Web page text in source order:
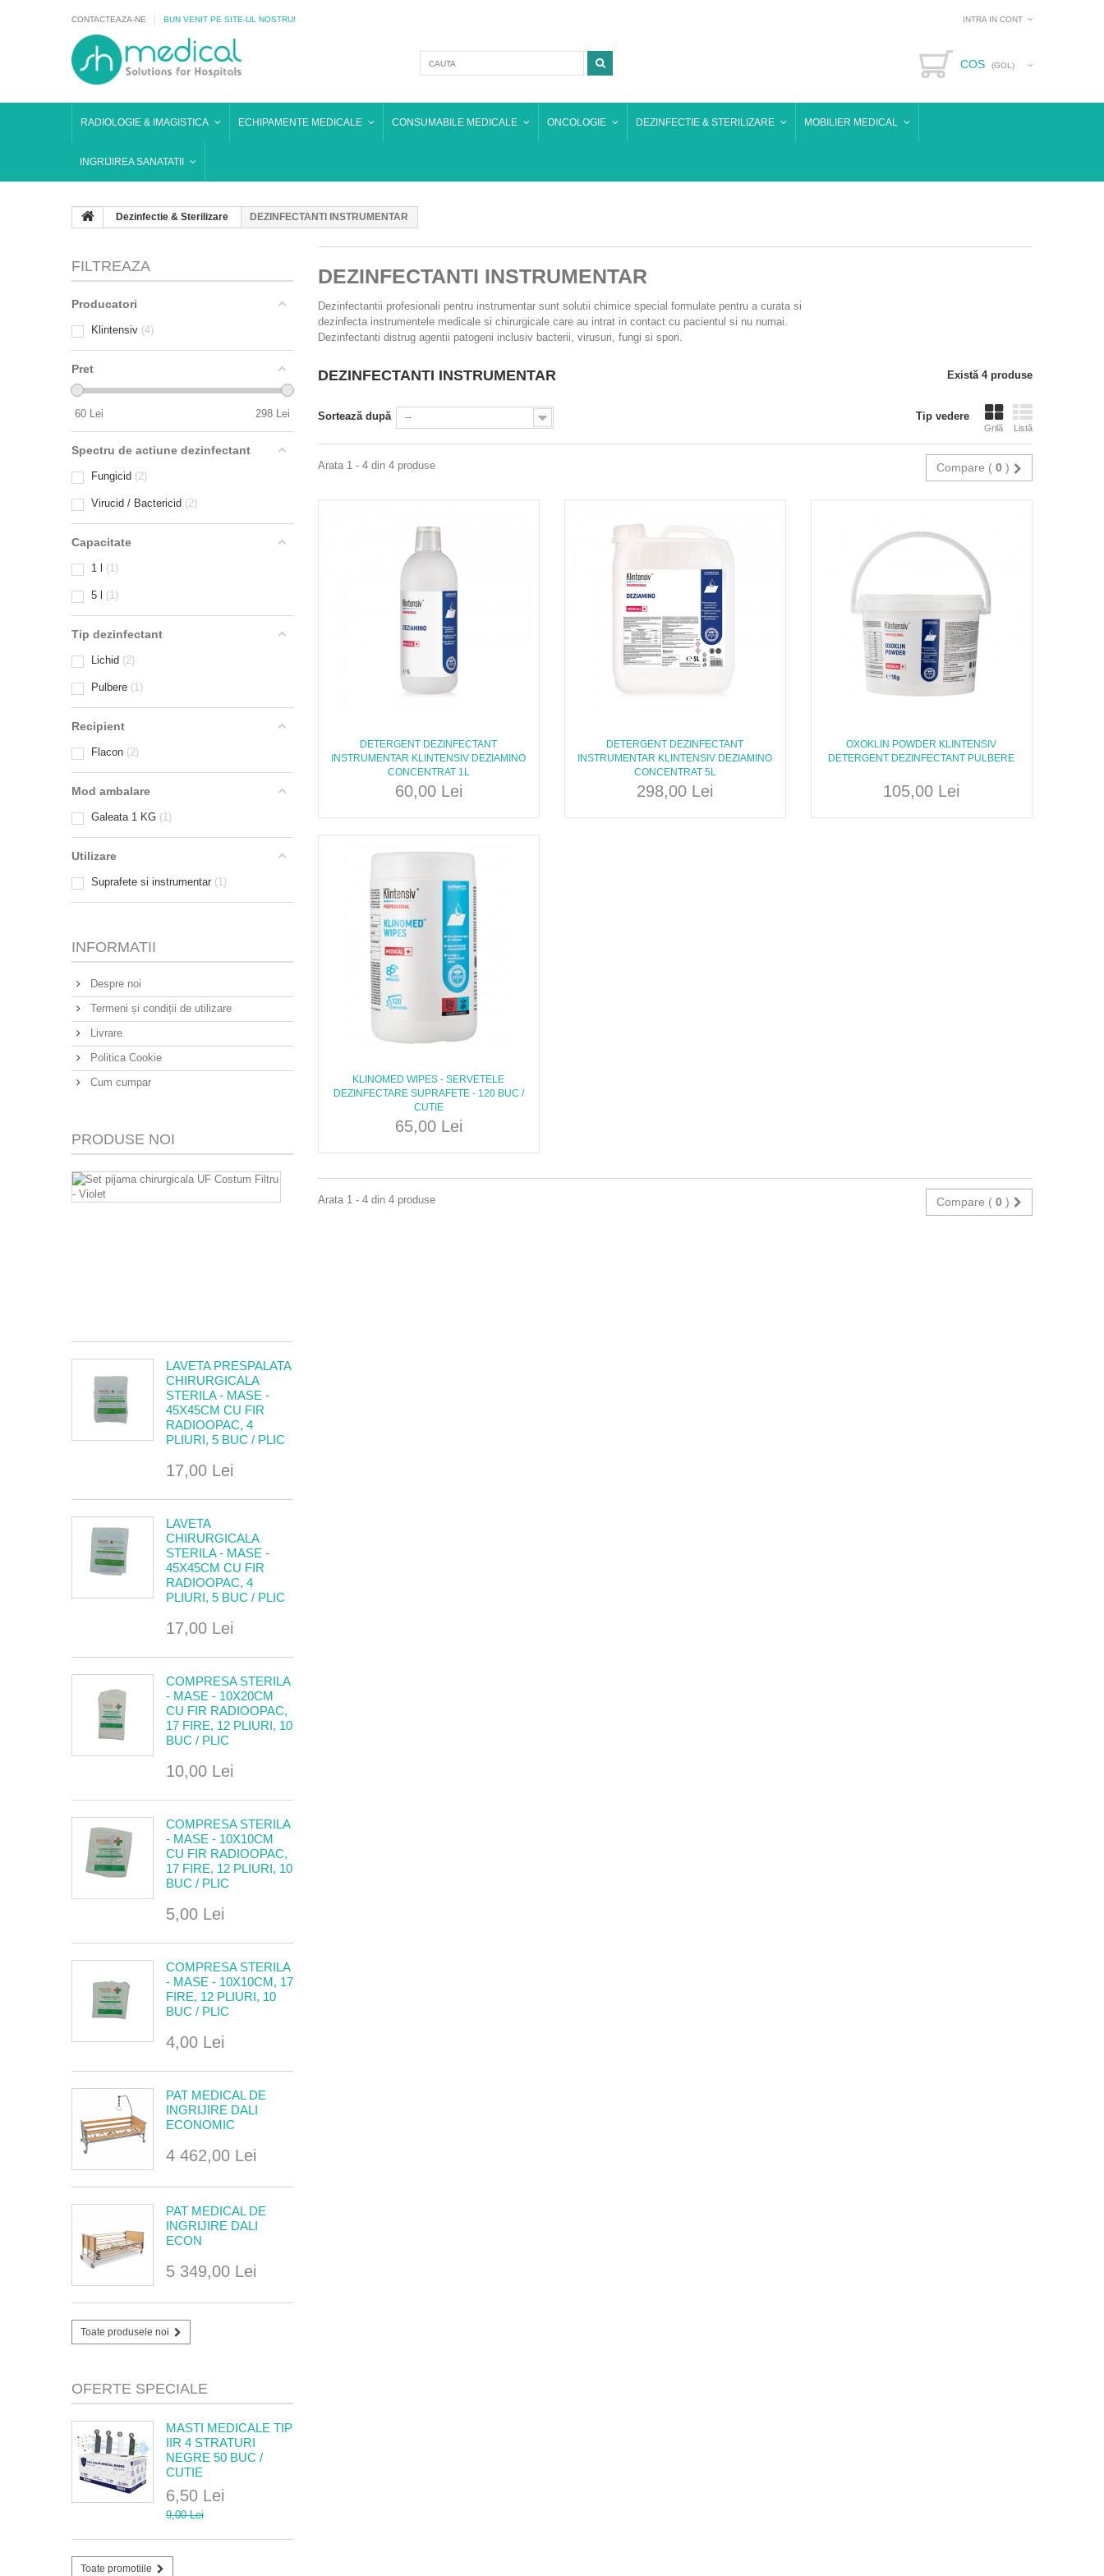
CONTACTEAZA-NE BUN VENIT PE SITE-UL NOSTRU! INTRA IN CONT
COS (GOL)
RADIOLOGIE & IMAGISTICA ECHIPAMENTE MEDICALE CONSUMABILE MEDICALE ONCOLOGIE DEZINFECTIE & STERILIZARE MOBILIER MEDICAL
INGRIJIREA SANATATII
Dezinfectie & Sterilizare DEZINFECTANTI INSTRUMENTAR
DEZINFECTANTI INSTRUMENTAR
Dezinfectantii profesionali pentru instrumentar sunt solutii chimice special formulate pentru a curata si
dezinfecta instrumentele medicale si chirurgicale care au intrat in contact cu pacientul si nu numai.
Dezinfectanti distrug agentii patogeni inclusiv bacterii, virusuri, fungi si spori.
DEZINFECTANTI INSTRUMENTAR Există 4 produse
Tip vedere
Grilă Listă
Sortează după --
Compare ( 0 )
Arata 1 - 4 din 4 produse
DETERGENT DEZINFECTANT
INSTRUMENTAR KLINTENSIV DEZIAMINO
CONCENTRAT 1L
60,00 Lei
DETERGENT DEZINFECTANT
INSTRUMENTAR KLINTENSIV DEZIAMINO
CONCENTRAT 5L
298,00 Lei
OXOKLIN POWDER KLINTENSIV
DETERGENT DEZINFECTANT PULBERE
105,00 Lei
KLINOMED WIPES - SERVETELE
DEZINFECTARE SUPRAFETE - 120 BUC /
CUTIE
65,00 Lei
Compare ( 0 )
Arata 1 - 4 din 4 produse
FILTREAZA
Producatori
Klintensiv 4
Pret
60 Lei 298 Lei
Spectru de actiune dezinfectant
Fungicid 2
Virucid / Bactericid 2
Capacitate
1 l 1
5 l 1
Tip dezinfectant
Lichid 2
Pulbere 1
Recipient
Flacon 2
Mod ambalare
Galeata 1 KG 1
Utilizare
Suprafete si instrumentar 1
INFORMATII
Despre noi
Termeni și condiții de utilizare
Livrare
Politica Cookie
Cum cumpar
PRODUSE NOI
PIJAMA
CHIRURGICALA
LAVETA PRESPALATA
CHIRURGICALA
STERILA - MASE -
45X45CM CU FIR
RADIOOPAC, 4
PLIURI, 5 BUC / PLIC
17,00 Lei
LAVETA
CHIRURGICALA
STERILA - MASE -
45X45CM CU FIR
RADIOOPAC, 4
PLIURI, 5 BUC / PLIC
17,00 Lei
COMPRESA STERILA
- MASE - 10X20CM
CU FIR RADIOOPAC,
17 FIRE, 12 PLIURI, 10
BUC / PLIC
10,00 Lei
COMPRESA STERILA
- MASE - 10X10CM
CU FIR RADIOOPAC,
17 FIRE, 12 PLIURI, 10
BUC / PLIC
5,00 Lei
COMPRESA STERILA
- MASE - 10X10CM, 17
FIRE, 12 PLIURI, 10
BUC / PLIC
4,00 Lei
PAT MEDICAL DE
INGRIJIRE DALI
ECONOMIC
4 462,00 Lei
PAT MEDICAL DE
INGRIJIRE DALI
ECON
5 349,00 Lei
Toate produsele noi
OFERTE SPECIALE
MASTI MEDICALE TIP
IIR 4 STRATURI
NEGRE 50 BUC /
CUTIE
6,50 Lei
9,00 Lei
Toate promotiile